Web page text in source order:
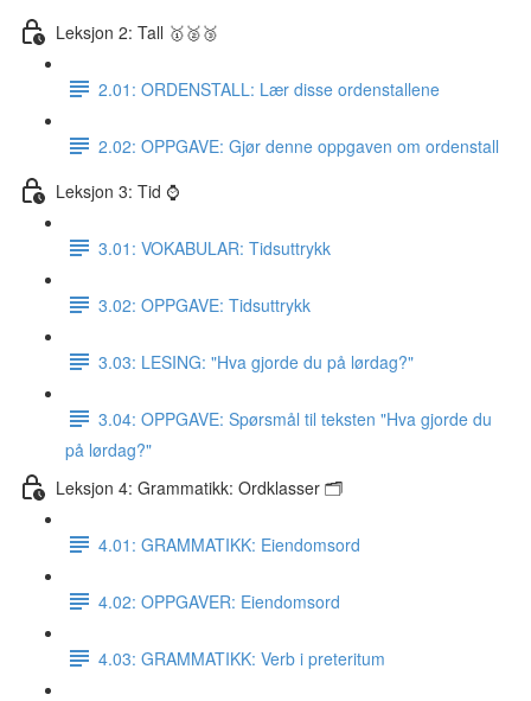
Leksjon 2: Tall 🥇🥈🥉
2.01: ORDENSTALL: Lær disse ordenstallene
2.02: OPPGAVE: Gjør denne oppgaven om ordenstall
Leksjon 3: Tid ⌚️
3.01: VOKABULAR: Tidsuttrykk
3.02: OPPGAVE: Tidsuttrykk
3.03: LESING: "Hva gjorde du på lørdag?"
3.04: OPPGAVE: Spørsmål til teksten "Hva gjorde du
på lørdag?"
Leksjon 4: Grammatikk: Ordklasser 🗂
4.01: GRAMMATIKK: Eiendomsord
4.02: OPPGAVER: Eiendomsord
4.03: GRAMMATIKK: Verb i preteritum